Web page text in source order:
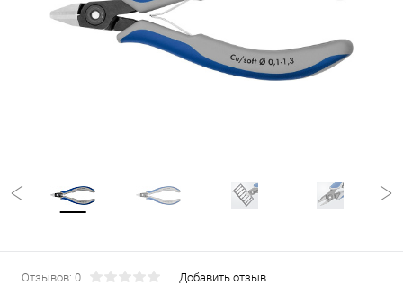
Отзывов: 0
Добавить отзыв